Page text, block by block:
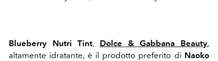
Blueberry Nutri Tint, Dolce & Gabbana Beauty,
altamente idratante, è il prodotto preferito di Naoko